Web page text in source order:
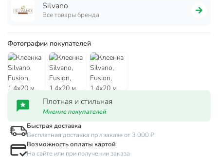
Silvano
Все товары бренда
Фотографии покупателей
Плотная и стильная
Мнение покупателей
Быстрая доставка
Бесплатная доставка при заказе от 3 000 ₽
Возможность оплаты картой
На сайте или при получении заказа